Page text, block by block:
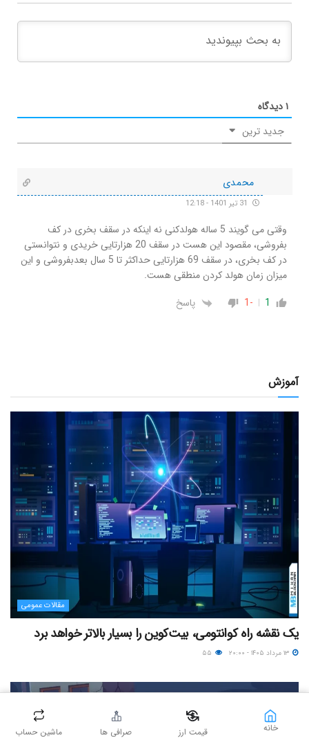
۱دیدگاه
جدید ترین
محمدی
وقتی می گویند 5 ساله هولدکنی نه اینکه در سقف بخری در کف
بفروشی، مقصود این هست در سقف 20 هزارتایی خریدی و نتوانستی
در کف بخری، در سقف 69 هزارتایی حداکثر تا 5 سال بعدبفروشی و این
میزان زمان هولد کردن منطقی هست.
1
-1 پاسخ
آموزش
مقالات عمومی
یک نقشه راه کوانتومی، بیت‌کوین را بسیار بالاتر خواهد برد
خانه قیمت ارز صرافی ها ماشین حساب